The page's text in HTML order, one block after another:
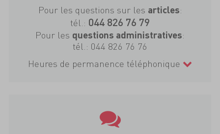
Pour les questions sur les articles:
tél.: 044 826 76 79
Pour les questions administratives:
tél.: 044 826 76 76
Heures de permanence téléphonique